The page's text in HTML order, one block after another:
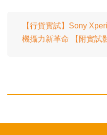
【行貨實試】Sony
機攝力新革命 【附實試